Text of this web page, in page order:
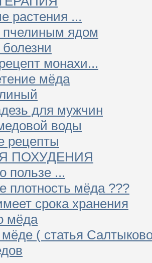
растения ...
пчелиным ядом
монахи...
мёда
для мужчин
воды
рецепты
ПОХУДЕНИЯ
пользе ...
плотность мёда ???
срока хранения
мёда
( статья